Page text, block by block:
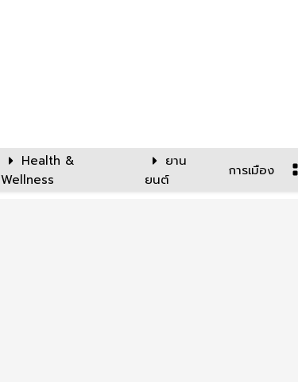
Health &
Wellness
ยาน
ยนต์
การเมือง